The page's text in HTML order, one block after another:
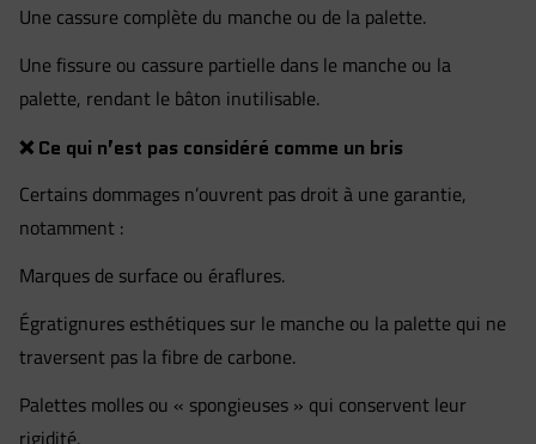
Une cassure complète du manche ou de la palette.
Une fissure ou cassure partielle dans le manche ou la
palette, rendant le bâton inutilisable.
❌ Ce qui n’est pas considéré comme un bris
Certains dommages n’ouvrent pas droit à une garantie,
notamment :
Marques de surface ou éraflures.
Égratignures esthétiques sur le manche ou la palette qui ne
traversent pas la fibre de carbone.
Palettes molles ou « spongieuses » qui conservent leur
rigidité.